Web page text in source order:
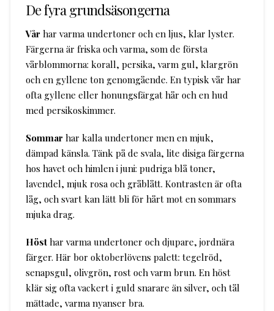
De fyra grundsäsongerna
Vårhar varma undertoner och en ljus, klar lyster.
Färgerna är friska och varma, som de första
vårblommorna: korall, persika, varm gul, klargrön
och en gyllene ton genomgående. En typisk vår har
ofta gyllene eller honungsfärgat hår och en hud
med persikoskimmer.
Sommarhar kalla undertoner men en mjuk,
dämpad känsla. Tänk på de svala, lite disiga färgerna
hos havet och himlen i juni: pudriga blå toner,
lavendel, mjuk rosa och gråblått. Kontrasten är ofta
låg, och svart kan lätt bli för hårt mot en sommars
mjuka drag.
Hösthar varma undertoner och djupare, jordnära
färger. Här bor oktoberlövens palett: tegelröd,
senapsgul, olivgrön, rost och varm brun. En höst
klär sig ofta vackert i guld snarare än silver, och tål
mättade, varma nyanser bra.